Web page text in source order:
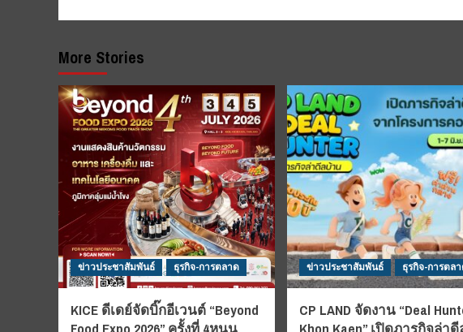
More Stories
ข่าวประชาสัมพันธ์ ธุรกิจ-การตลาด
KICE ดีเดย์จัดบิ๊กอีเวนต์ “Beyond
ข่าวประชาสัมพันธ์ ธุรกิจ-การตล
CP LAND จัดงาน “Deal